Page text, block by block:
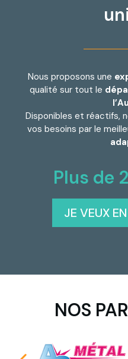
Nous proposons une
qualité sur tout le
Disponibles et réactifs,
vos besoins par le
Plus de
JE VEUX
NOS